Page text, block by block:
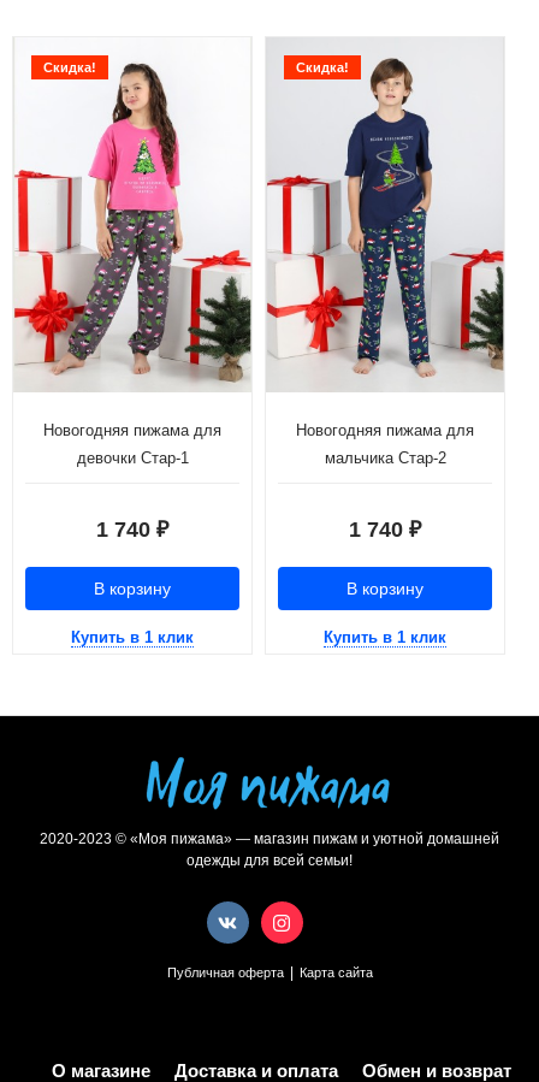
Скидка!
Новогодняя пижама для
девочки Стар-1
1 740 ₽
В корзину
Купить в 1 клик
Скидка!
Новогодняя пижама для
мальчика Стар-2
1 740 ₽
В корзину
Купить в 1 клик
2020-2023 © «Моя пижама» — магазин пижам и уютной домашней
одежды для всей семьи!
Публичная оферта | Карта сайта
О магазине Доставка и оплата Обмен и возврат